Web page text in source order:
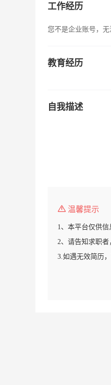
工作经历
您不是企业账号，无
教育经历
自我描述
温馨提示
1、本平台仅供
2、请告知求职者
3.如遇无效简历